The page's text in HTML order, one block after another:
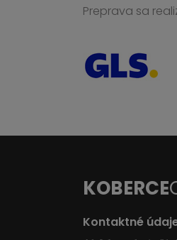
Preprava sa
KOBERCE
Kontaktné